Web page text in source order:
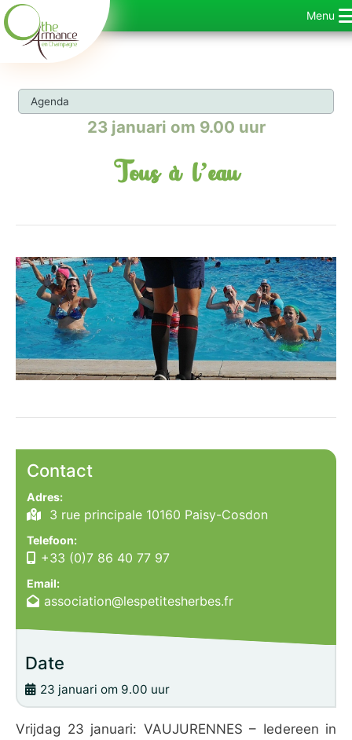
Ga
naar
inhoud
Menu
Agenda
23 januari om 9.00 uur
Tous à l’eau
Contact
Adres:
3 rue principale 10160 Paisy-Cosdon
Telefoon:
+33 (0)7 86 40 77 97
Email:
association@lespetitesherbes.fr
Date
23 januari om 9.00 uur
Vrijdag 23 januari: VAUJURENNES – Iedereen in